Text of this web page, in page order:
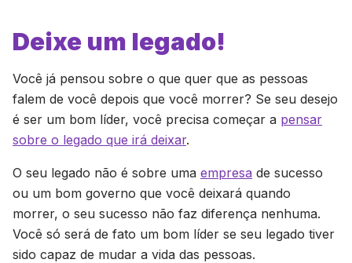
Deixe um legado!
Você já pensou sobre o que quer que as pessoas
falem de você depois que você morrer? Se seu desejo
é ser um bom líder, você precisa começar a pensar
sobre o legado que irá deixar.
O seu legado não é sobre uma empresa de sucesso
ou um bom governo que você deixará quando
morrer, o seu sucesso não faz diferença nenhuma.
Você só será de fato um bom líder se seu legado tiver
sido capaz de mudar a vida das pessoas.